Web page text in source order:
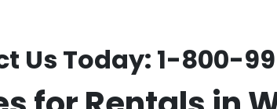
Us Today:1-800-